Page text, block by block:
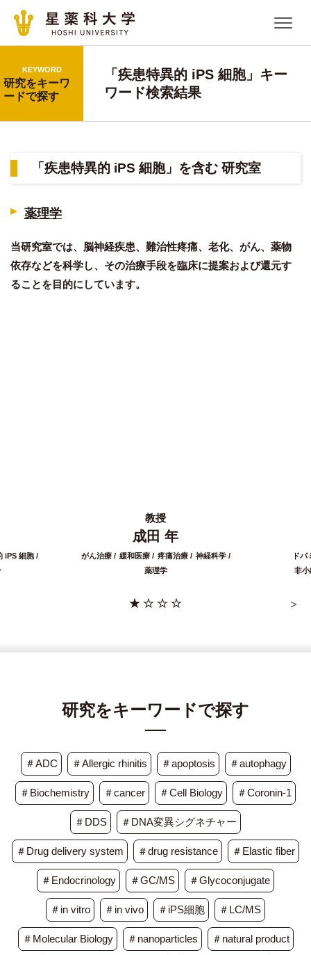
KEYWORD
研究をキーワ
ードで探す
「疾患特異的 iPS 細胞」キー
ワード検索結果
「疾患特異的 iPS 細胞」を含む 研究室
薬理学
当研究室では、脳神経疾患、難治性疼痛、老化、がん、薬物
依存などを科学し、その治療手段を臨床に提案および還元す
ることを目的にしています。
iPS 細胞
教授
成田 年
がん治療 緩和医療 疼痛治療
神経科学
薬理学
ドパ
非小
研究をキーワードで探す
＃ADC ＃Allergic rhinitis ＃apoptosis ＃autophagy
＃Biochemistry ＃cancer ＃Cell Biology ＃Coronin-1
＃DDS ＃DNA変異シグネチャー
＃Drug delivery system ＃drug resistance ＃Elastic fiber
＃Endocrinology ＃GC/MS ＃Glycoconjugate
＃in vitro ＃in vivo ＃iPS細胞 ＃LC/MS
＃Molecular Biology ＃nanoparticles ＃natural product